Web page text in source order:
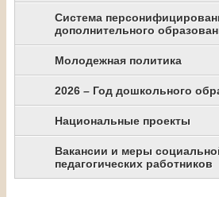
Система
дополнительного
Молодежная политика
2026 – Год дошкольного
Национальные проекты
Вакансии и меры
педагогических работников